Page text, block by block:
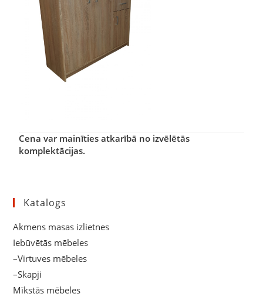
Cena var mainīties atkarībā no izvēlētās
komplektācijas.
Katalogs
Akmens masas izlietnes
Iebūvētās mēbeles
–Virtuves mēbeles
–Skapji
Mīkstās mēbeles